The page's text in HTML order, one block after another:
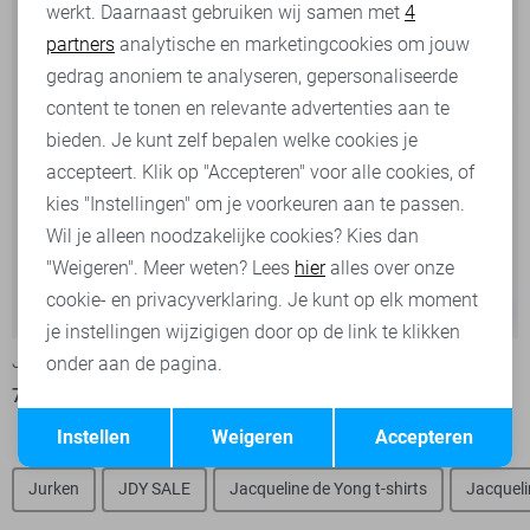
-20%
Jacqueline de Yong Top
7,95
-20%
Jurken JDY SALE Jacqueline de Yong t-shirts
Analytische cookies
Marketing cookies
Terug Opslaan
werkt. Daarnaast gebruiken wij samen met 4
partners analytische en marketingcookies om jouw
gedrag anoniem te analyseren, gepersonaliseerde
content te tonen en relevante advertenties aan te
bieden. Je kunt zelf bepalen welke cookies je
accepteert. Klik op "Accepteren" voor alle cookies, of
kies "Instellingen" om je voorkeuren aan te passen.
Wil je alleen noodzakelijke cookies? Kies dan
"Weigeren". Meer weten? Lees hieralles over onze
cookie- en privacyverklaring. Je kunt op elk moment
je instellingen wijzigigen door op de link te klikken
onder aan de pagina.
Accepteren
Weigeren
Instellen